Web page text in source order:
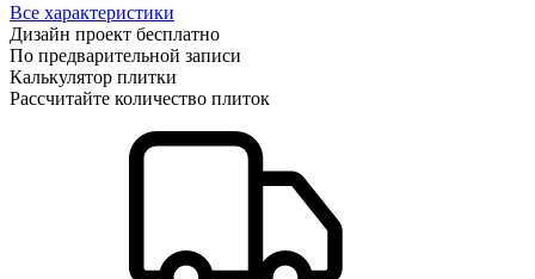
Все характеристики
Дизайн проект бесплатно
По предварительной записи
Калькулятор плитки
Рассчитайте количество плиток